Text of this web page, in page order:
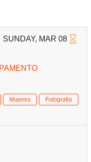
MAR 08
Mujeres
Fotografia